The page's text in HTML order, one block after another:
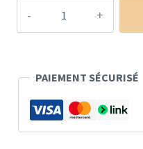
de
à
capuche
Your
PAIEMENT SÉCURISÉ